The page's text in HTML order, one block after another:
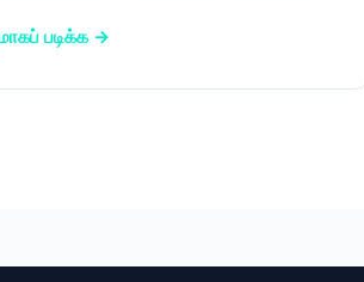
படிக்க →